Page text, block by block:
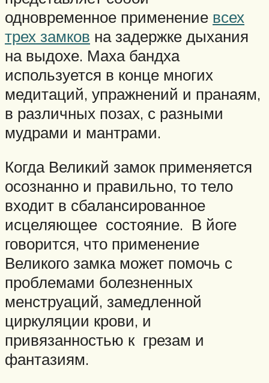
одновременное применение всех
трех замков на задержке дыхания
на выдохе. Маха бандха
используется в конце многих
медитаций, упражнений и пранаям,
в различных позах, с разными
мудрами и мантрами.
Когда Великий замок применяется
осознанно и правильно, то тело
входит в сбалансированное
исцеляющее состояние. В йоге
говорится, что применение
Великого замка может помочь с
проблемами болезненных
менструаций, замедленной
циркуляции крови, и
привязанностью к грезам и
фантазиям.